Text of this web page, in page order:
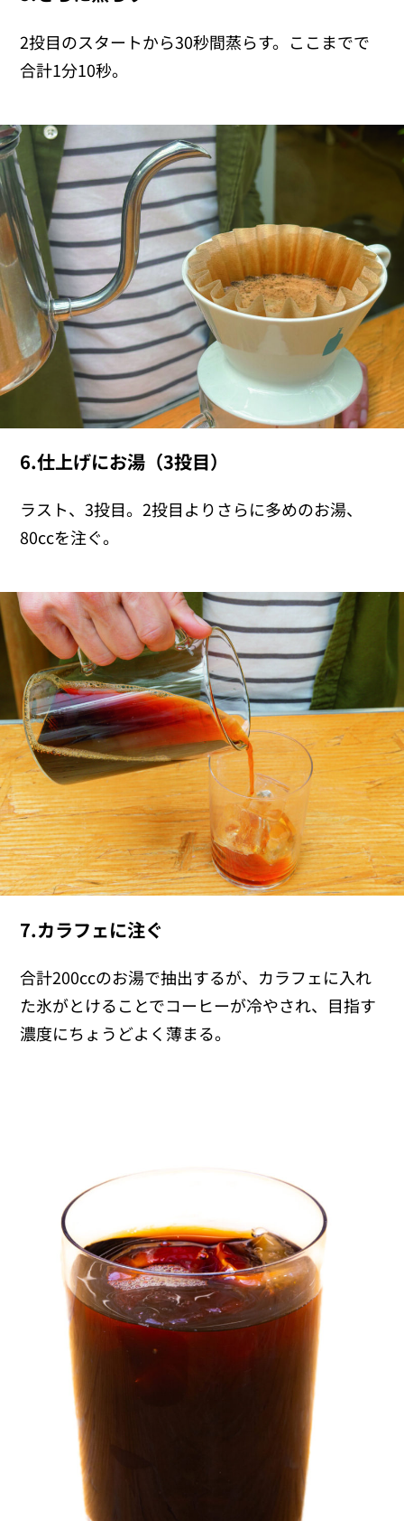
2投目のスタートから30秒間蒸らす。ここまでで
合計1分10秒。
6.仕上げにお湯（3投目）
ラスト、3投目。2投目よりさらに多めのお湯、
80ccを注ぐ。
7.カラフェに注ぐ
合計200ccのお湯で抽出するが、カラフェに入れ
た氷がとけることでコーヒーが冷やされ、目指す
濃度にちょうどよく薄まる。